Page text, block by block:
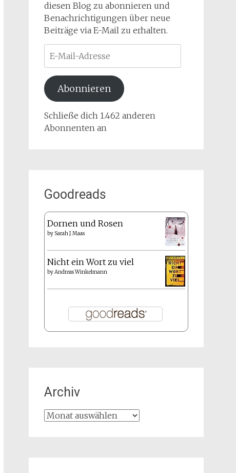
diesen Blog zu abonnieren und
Benachrichtigungen über neue
Beiträge via E-Mail zu erhalten.
Mail-
Adresse
Abonnieren
Schließe dich 1.462 anderen
Abonnenten an
Goodreads
Dornen und Rosen
by Sarah J. Maas
Nicht ein Wort zu viel
byAndreas Winkelmann
Archiv
Archiv